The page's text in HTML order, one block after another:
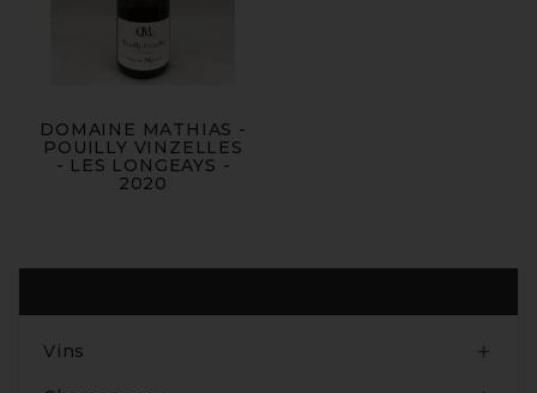
DOMAINE MATHIAS -
POUILLY VINZELLES
- LES LONGEAYS -
2020
Vins 